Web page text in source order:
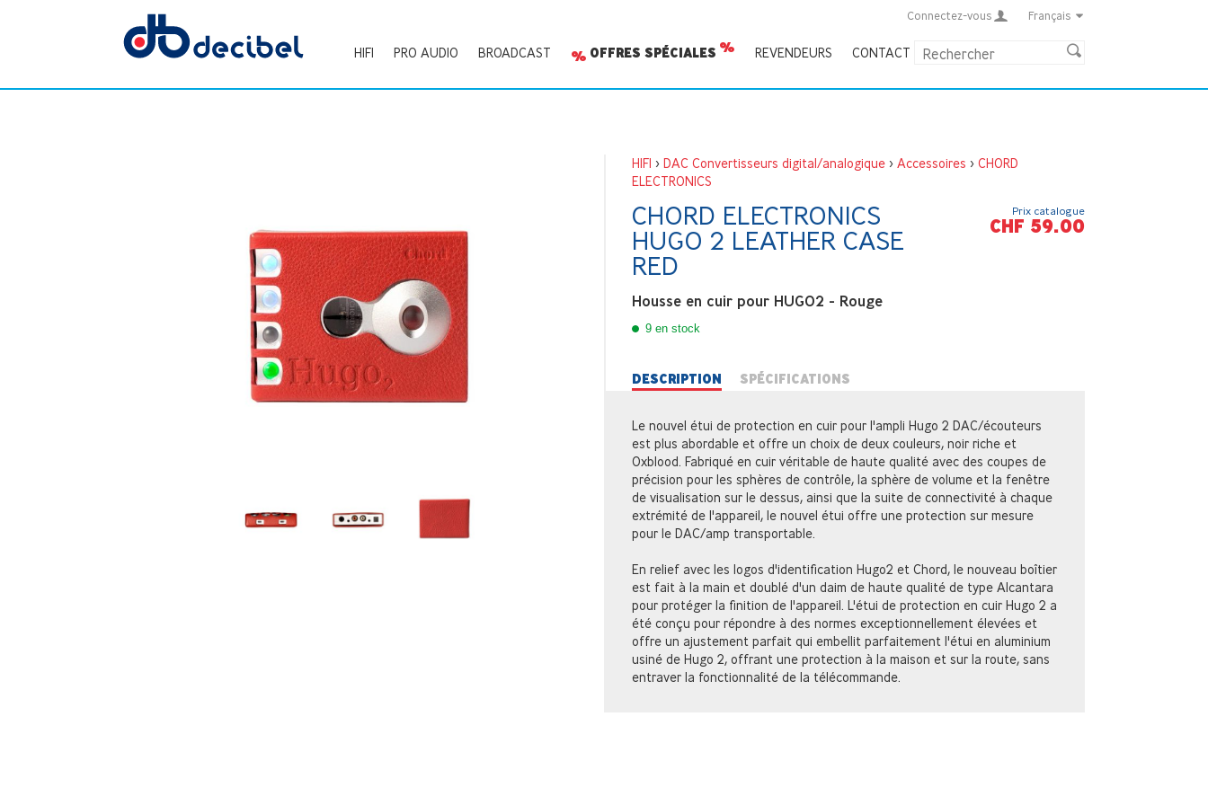
Connectez-vous Français
HIFI PRO AUDIO BROADCAST OFFRES SPÉCIALES REVENDEURS CONTACT
HIFI > DAC Convertisseurs digital/analogique> Accessoires > CHORD
ELECTRONICS
CHORD ELECTRONICS
HUGO 2 LEATHER CASE
RED
Housse en cuir pour HUGO2 - Rouge
9 en stock
Prix catalogue
CHF 59.00
DESCRIPTION SPÉCIFICATIONS
Le nouvel étui de protection en cuir pour l'ampli Hugo 2 DAC/écouteurs
est plus abordable et offre un choix de deux couleurs, noir riche et
Oxblood. Fabriqué en cuir véritable de haute qualité avec des coupes de
précision pour les sphères de contrôle, la sphère de volume et la fenêtre
de visualisation sur le dessus, ainsi que la suite de connectivité à chaque
extrémité de l'appareil, le nouvel étui offre une protection sur mesure
pour le DAC/amp transportable.
En relief avec les logos d'identification Hugo2 et Chord, le nouveau boîtier
est fait à la main et doublé d'un daim de haute qualité de type Alcantara
pour protéger la finition de l'appareil. L'étui de protection en cuir Hugo 2 a
été conçu pour répondre à des normes exceptionnellement élevées et
offre un ajustement parfait qui embellit parfaitement l'étui en aluminium
usiné de Hugo 2, offrant une protection à la maison et sur la route, sans
entraver la fonctionnalité de la télécommande.